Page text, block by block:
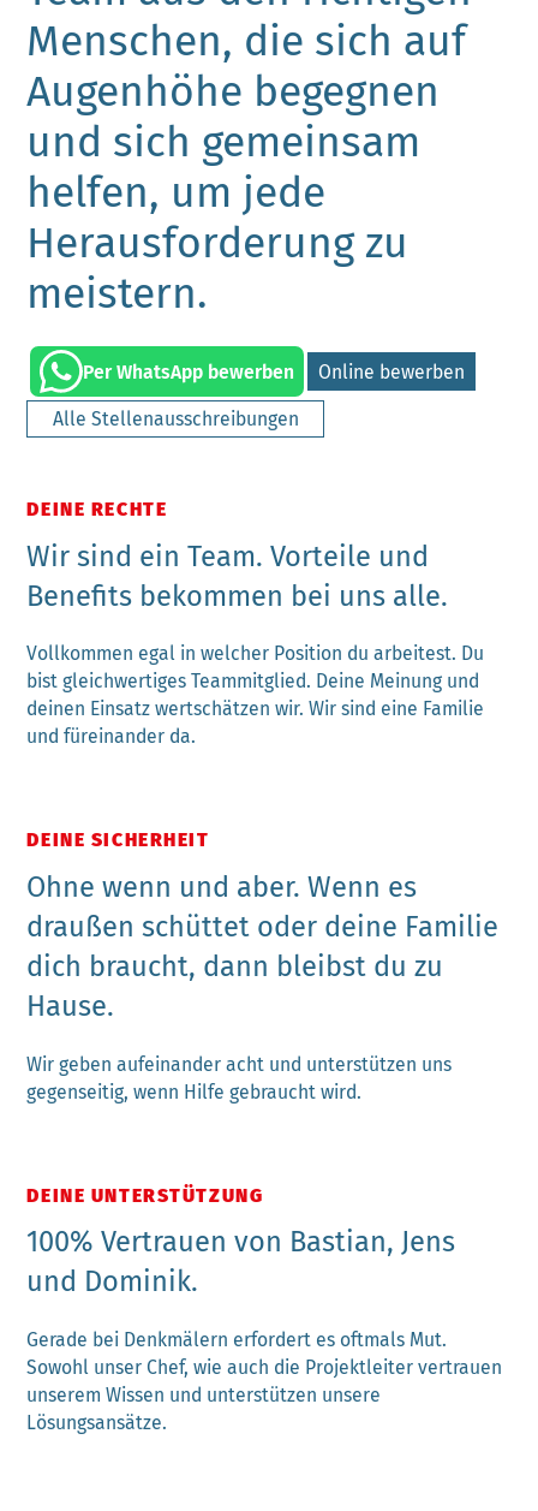
Menschen, die sich auf
Augenhöhe begegnen
und sich gemeinsam
helfen, um jede
Herausforderung zu
meistern.
Per WhatsApp bewerben Online bewerben
Alle Stellenausschreibungen
DEINE RECHTE
Wir sind ein Team. Vorteile und
Benefits bekommen bei uns alle.
Vollkommen egal in welcher Position du arbeitest. Du
bist gleichwertiges Teammitglied. Deine Meinung und
deinen Einsatz wertschätzen wir. Wir sind eine Familie
und füreinander da.
DEINE SICHERHEIT
Ohne wenn und aber. Wenn es
draußen schüttet oder deine Familie
dich braucht, dann bleibst du zu
Hause.
Wir geben aufeinander acht und unterstützen uns
gegenseitig, wenn Hilfe gebraucht wird.
DEINE UNTERSTÜTZUNG
100% Vertrauen von Bastian, Jens
und Dominik.
Gerade bei Denkmälern erfordert es oftmals Mut.
Sowohl unser Chef, wie auch die Projektleiter vertrauen
unserem Wissen und unterstützen unsere
Lösungsansätze.